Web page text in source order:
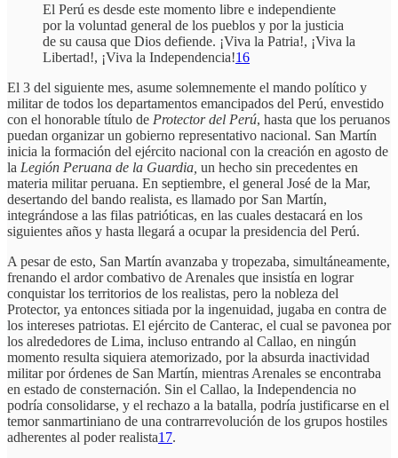
El Perú es desde este momento libre e independiente
por la voluntad general de los pueblos y por la justicia
de su causa que Dios defiende. ¡Viva la Patria!, ¡Viva la
Libertad!, ¡Viva la Independencia!16
El 3 del siguiente mes, asume solemnemente el mando político y
militar de todos los departamentos emancipados del Perú, envestido
con el honorable título de Protector del Perú, hasta que los peruanos
puedan organizar un gobierno representativo nacional. San Martín
inicia la formación del ejército nacional con la creación en agosto de
la Legión Peruana de la Guardia, un hecho sin precedentes en
materia militar peruana. En septiembre, el general José de la Mar,
desertando del bando realista, es llamado por San Martín,
integrándose a las filas patrióticas, en las cuales destacará en los
siguientes años y hasta llegará a ocupar la presidencia del Perú.
A pesar de esto, San Martín avanzaba y tropezaba, simultáneamente,
frenando el ardor combativo de Arenales que insistía en lograr
conquistar los territorios de los realistas, pero la nobleza del
Protector, ya entonces sitiada por la ingenuidad, jugaba en contra de
los intereses patriotas. El ejército de Canterac, el cual se pavonea por
los alrededores de Lima, incluso entrando al Callao, en ningún
momento resulta siquiera atemorizado, por la absurda inactividad
militar por órdenes de San Martín, mientras Arenales se encontraba
en estado de consternación. Sin el Callao, la Independencia no
podría consolidarse, y el rechazo a la batalla, podría justificarse en el
temor sanmartiniano de una contrarrevolución de los grupos hostiles
adherentes al poder realista17.